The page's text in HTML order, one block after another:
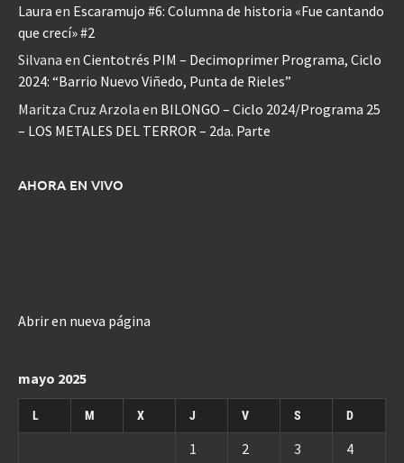
Laura en Escaramujo #6: Columna de historia «Fue cantando
que crecí» #2
Silvana en Cientotrés PIM – Decimoprimer Programa, Ciclo
2024: “Barrio Nuevo Viñedo, Punta de Rieles”
Maritza Cruz Arzola en BILONGO – Ciclo 2024/Programa 25
– LOS METALES DEL TERROR – 2da. Parte
AHORA EN VIVO
Abrir en nueva página
mayo 2025
L M X J V S D
1 2 3 4